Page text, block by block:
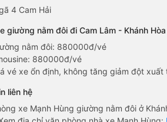
4 Cam Hải
giường nằm đôi đi Cam Lâm - Khánh
nằm đôi: 880000đ/vé
880000đ/vé
vé xe ổn định, không tăng giảm đột
liên hệ
xe Mạnh Hùng giường nằm đôi ở